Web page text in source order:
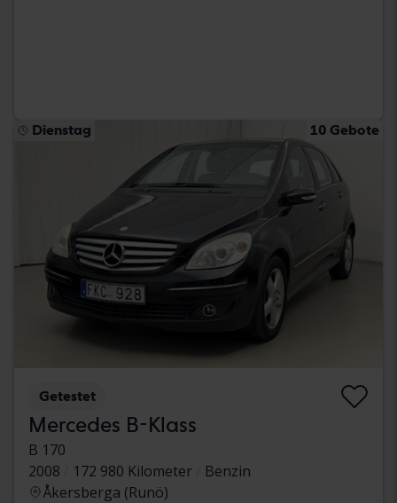
Dienstag 10 Gebote
Getestet
Mercedes B-Klass
B 170
2008
172 980 Kilometer
Benzin
Åkersberga (Runö)